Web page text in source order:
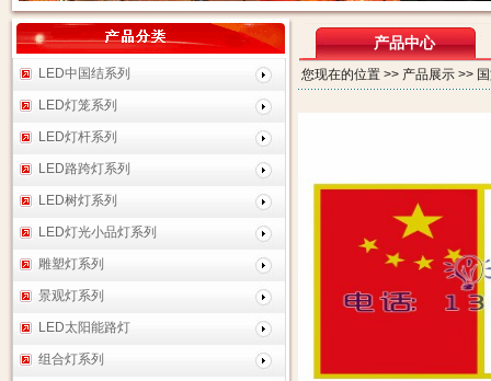
LED中国结系列
LED灯笼系列
LED灯杆系列
LED路跨灯系列
LED树灯系列
LED灯光小品灯系列
雕塑灯系列
景观灯系列
LED太阳能路灯
组合灯系列
产品中心
您现在的位置 >> 产品展示 >>